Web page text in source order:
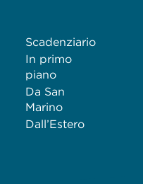
Scadenziario
In primo
piano
Da San
Marino
Dall’Estero